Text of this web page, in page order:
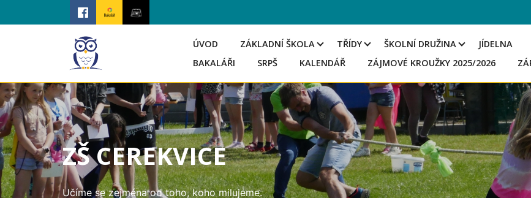
ÚVOD ZÁKLADNÍ ŠKOLA TŘÍDY ŠKOLNÍ DRUŽINA JÍDELNA
BAKALÁŘI
SRPŠ KALENDÁŘ ZÁJMOVÉ KROUŽKY 2025/2026
ZŠ CEREKVICE
Učíme se zejména od toho, koho milujeme.